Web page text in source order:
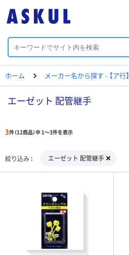
ホーム メーカー名から探す - 【ア行】
エーゼット 配管継手
3件（12商品）中 1～3件を表示
絞り込み エーゼット 配管継手